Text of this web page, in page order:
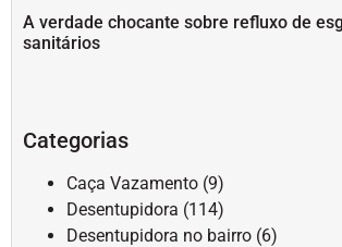
A verdade chocante sobre refluxo de
sanitários
Categorias
Caça Vazamento (9)
Desentupidora (114)
Desentupidora no bairro (6)